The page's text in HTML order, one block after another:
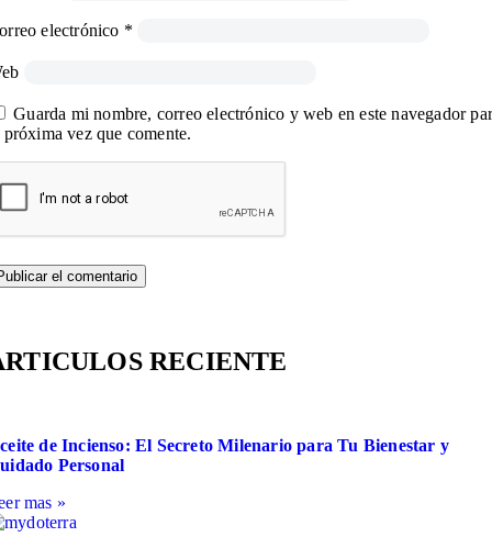
electrónico *
Guarda mi nombre, correo electrónico y web en este navegador
próxima vez que comente.
RECIENTE
de Incienso: El Secreto Milenario para Tu Bienestar y
Personal
mas »